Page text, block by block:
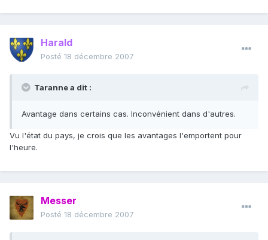
Harald
Posté 18 décembre 2007
Taranne a dit :
Avantage dans certains cas. Inconvénient dans d'autres.
Vu l'état du pays, je crois que les avantages l'emportent pour
l'heure.
Messer
Posté 18 décembre 2007